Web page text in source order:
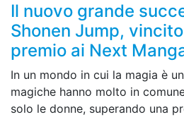
Il nuovo grande
Shonen Jump,
premio ai Next
In un mondo in cui la magia è
magiche hanno molto in
solo le donne, superando una